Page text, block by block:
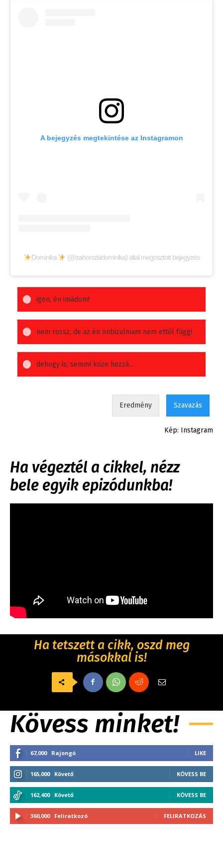
A bejegyzés megtekintése az Instagramon
Dominika (@zahorszkidominika) által megosztott bejegyzés
igen, én imádom!
nem rossz, de az én önbizalmam nem ettől függ!
dehogy is, semmi köze hozzá...
Eredmény Szavazás
Kép: Instagram
Ha végeztél a cikkel, nézz
bele egyik epizódunkba!
Ha tetszett a cikk, oszd meg
másokkal is!
Kövess minket!
67,000 Rajongó LIKE
165,000 Követő KÖVESS BE
162,400 Követő KÖVESS BE
360,000 Feliratkozó FELIRATKOZÁS